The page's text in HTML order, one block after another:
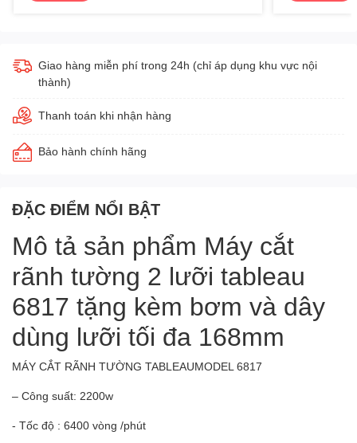
Giao hàng miễn phí trong 24h (chỉ áp dụng khu vực nội
thành)
Thanh toán khi nhận hàng
Bảo hành chính hãng
ĐẶC ĐIỂM NỔI BẬT
Mô tả sản phẩm Máy cắt
rãnh tường 2 lưỡi tableau
6817 tặng kèm bơm và dây
dùng lưỡi tối đa 168mm
MÁY CẮT RÃNH TƯỜNG TABLEAUMODEL 6817
– Công suất: 2200w
- Tốc độ : 6400 vòng /phút